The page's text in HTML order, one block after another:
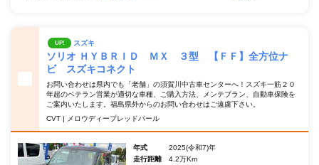
UP! スズキ
ソリオ ＨＹＢＲＩＤ ＭＸ ３型 【ＦＦ】全方位ナ
ビ スズキコネクト
お問い合わせは県内でも「老舗」の須賀川中古車センターへ！スズキ一筋２０
年超のベテラン営業が適切な車種、ご購入方法、メンテプラン、自動車保険を
ご案内いたします。福島県外からのお問い合わせはご遠慮下さい。
CVT | メロウディープレッドパール
年式
2025(令和7)年
走行距離
4.2万Km